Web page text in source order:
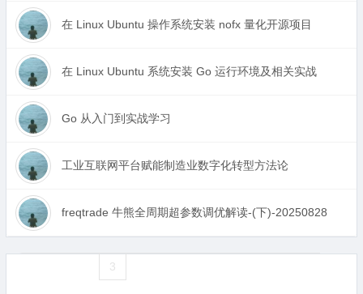
在 Linux Ubuntu 操作系统安装 nofx 量化开源项目
在 Linux Ubuntu 系统安装 Go 运行环境及相关实战
Go 从入门到实战学习
工业互联网平台赋能制造业数字化转型方法论
freqtrade 牛熊全周期超参数调优解读-(下)-20250828
3